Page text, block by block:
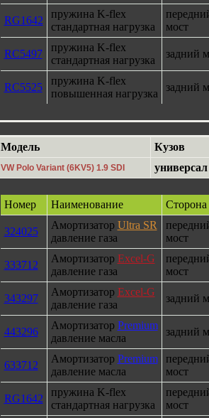
RG1642
пружина K-flex
стандартная нагрузка
мост
RC5497
пружина K-flex
стандартная нагрузка
задний
RC5525
пружина K-flex
повышенная нагрузка
задний
Модель Кузов
VW Polo Variant (6KV5) 1.9 SDI универсал
Номер Наименование Сторона
324025
Амортизатор Ultra SR
давление газа
мост
333712
Амортизатор Excel-G
давление газа
мост
343297
Амортизатор Excel-G
давление газа
задний
443296
Амортизатор Premium
давление масла
задний
633712
Амортизатор Premium
давление масла
мост
RG1642
пружина K-flex
стандартная нагрузка
мост